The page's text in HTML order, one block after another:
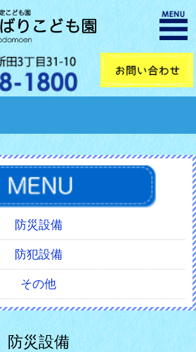
防災設備
防災設備
防犯設備
その他